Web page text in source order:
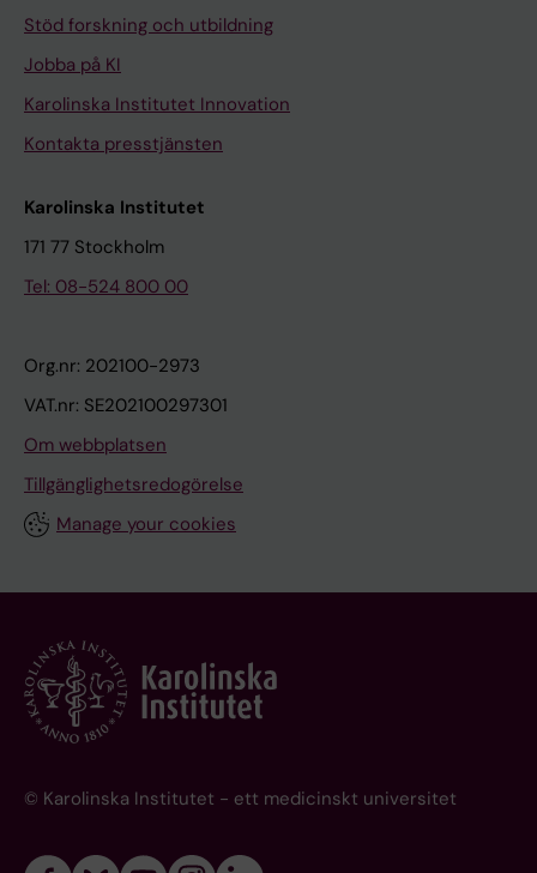
Stöd forskning och utbildning
Jobba på KI
Karolinska Institutet Innovation
Kontakta presstjänsten
Karolinska Institutet
171 77 Stockholm
Tel: 08-524 800 00
Org.nr: 202100-2973
VAT.nr: SE202100297301
Om webbplatsen
Tillgänglighetsredogörelse
Manage your cookies
© Karolinska Institutet - ett medicinskt universitet